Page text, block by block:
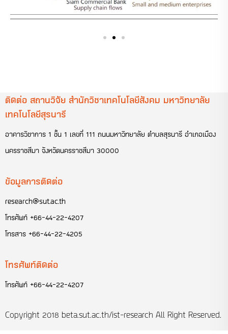
ติดต่อ สถานวิจัย สำนักวิชาเทคโนโลยีสังคม มหาวิทยาลัย
เทคโนโลยีสุรนารี
อาคารวิชาการ 1 ชั้น 1 เลขที่ 111 ถนนมหาวิทยาลัย ตำบลสุรนารี อำเภอเมือง
นครราชสีมา จังหวัดนครราชสีมา 30000
ข้อมูลการติดต่อ
research@sut.ac.th
โทรศัพท์ +66-44-22-4207
โทรสาร +66-44-22-4205
โทรศัพท์ติดต่อ
โทรศัพท์ +66-44-22-4207
Copyright 2018 beta.sut.ac.th/ist-research All Right Reserved.